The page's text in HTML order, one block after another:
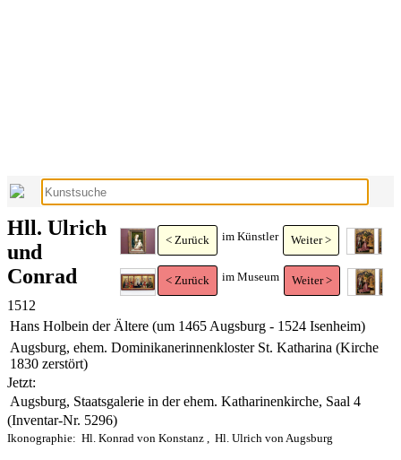
< Zurück im Künstler Weiter >
< Zurück im Museum Weiter >
Hll. Ulrich
und
Conrad
1512
Hans Holbein der Ältere (um 1465 Augsburg - 1524 Isenheim)
Augsburg, ehem. Dominikanerinnenkloster St. Katharina (Kirche
1830 zerstört)
Jetzt:
Augsburg, Staatsgalerie in der ehem. Katharinenkirche, Saal 4
(Inventar-Nr. 5296)
Ikonographie: Hl. Konrad von Konstanz Hl. Ulrich von Augsburg